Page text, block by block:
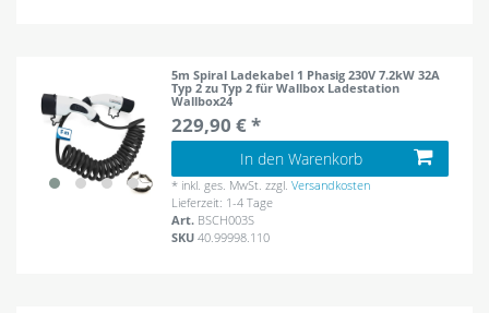
5m Spiral Ladekabel 1 Phasig 230V 7.2kW 32A
Typ 2 zu Typ 2 für Wallbox Ladestation
Wallbox24
229,90 € *
In den Warenkorb
* inkl. ges. MwSt. zzgl.Versandkosten
Lieferzeit: 1-4 Tage
Art. BSCH003S
SKU40.99998.110